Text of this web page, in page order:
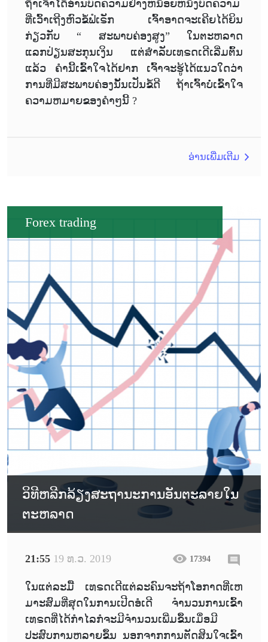
ຖ້າເຈົ້າໄດ້ອ່ານບົດຄວາມຢ່າງຫນ້ອຍຫນຶ່ງບົດຄວາມ
ທີ່ເວົ້າເຖີງຫົວຂໍ້ຟໍເຣັກ ເຈົ້າອາດຈະເຄີຍໄດ້ຍິນ
ກ່ຽວກັບ “ ສະພາບຄ່ອງສູງ” ໃນຕະຫລາດ
ແລກປ່ຽນສະກຸນເງິນ ແຕ່ສຳລັບເທຣດເດີເລີ່ມຕົ້ນ
ແລ້ວ ຄຳນີ້ເຂົ້າໃຈໄດ້ຢາກ ເຈົ້າຈະຮູ້ໄດ້ແນວໃດວ່າ
ການທີ່ມີສະພາບຄ່ອງນັ້ນເປັນຂໍ້ດີ ຖ້າເຈົ້າບໍ່ເຂົ້າໃຈ
ຄວາມຫມາຍຂອງຄຳໆນີ້ ?
ອ່ານເພີ່ມເຕີມ
Forex trading
ວິທີຫລີກລ້ຽງສະຖານະການອັນຕະລາຍໃນ
ຕະຫລາດ
21:55 19 ທ.ວ. 2019 17394
ໃນແຕ່ລະມື້ ເທຣດເດີແຕ່ລະຄົນຈະຖ້າໂອກາດທີ່ເຫ
ມາະສົມທີ່ສຸດໃນການເປີດອໍເດີ ຈຳນວນການເຂົ້າ
ເທຣດທີ່ໄດ້ກຳໄລກໍຈະມີຈຳນວນເພີ່ມຂຶ້ນເມຶ່ອມີ
ປະສົບການຫລາຍຂຶ້ນ ນອກຈາກການຕັດສິນໃຈເຂົ້າ